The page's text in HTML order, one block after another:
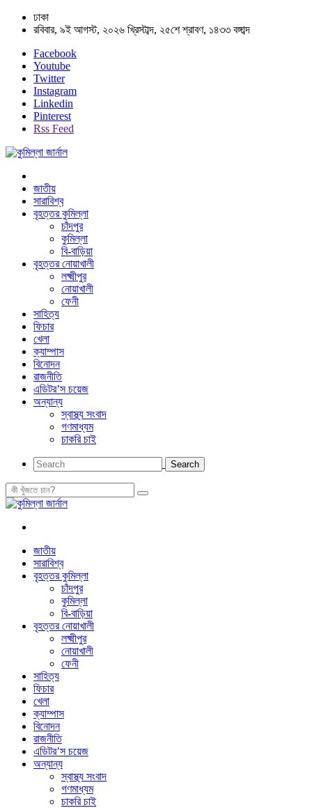
ঢাকা
রবিবার, ৯ই আগস্ট, ২০২৬ খ্রিস্টাব্দ, ২৫শে শ্রাবণ, ১৪৩৩ বঙ্গাব্দ
Facebook
Youtube
Twitter
Instagram
Linkedin
Pinterest
Rss Feed
জাতীয়
সারাবিশ্ব
বৃহত্তর কুমিল্লা
চাঁদপুর
কুমিল্লা
বি-বাড়িয়া
বৃহত্তর নোয়াখালী
লক্ষ্মীপুর
নোয়াখালী
ফেনী
সাহিত্য
ফিচার
খেলা
ক্যাম্পাস
বিনোদন
রাজনীতি
এডিটর’স চয়েজ
অন্যান্য
স্বাস্থ্য সংবাদ
গণমাধ্যম
চাকরি চাই
জাতীয়
সারাবিশ্ব
বৃহত্তর কুমিল্লা
চাঁদপুর
কুমিল্লা
বি-বাড়িয়া
বৃহত্তর নোয়াখালী
লক্ষ্মীপুর
নোয়াখালী
ফেনী
সাহিত্য
ফিচার
খেলা
ক্যাম্পাস
বিনোদন
রাজনীতি
এডিটর’স চয়েজ
অন্যান্য
স্বাস্থ্য সংবাদ
গণমাধ্যম
চাকরি চাই